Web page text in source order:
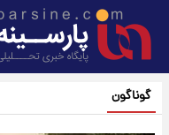
گوناگون